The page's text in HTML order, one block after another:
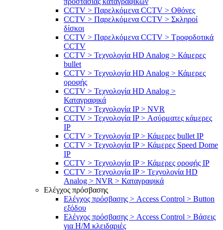
CCTV > Παρελκόμενα CCTV > Οθόνες
CCTV > Παρελκόμενα CCTV > Σκληροί
δίσκοι
CCTV > Παρελκόμενα CCTV > Τροφοδοτικά
CCTV
CCTV > Τεχνολογία HD Analog > Κάμερες
bullet
CCTV > Τεχνολογία HD Analog > Κάμερες
οροφής
CCTV > Τεχνολογία HD Analog >
Καταγραφικά
CCTV > Τεχνολογία IP > NVR
CCTV > Τεχνολογία IP > Ασύρματες κάμερες
IP
CCTV > Τεχνολογία IP > Κάμερες bullet IP
CCTV > Τεχνολογία IP > Κάμερες Speed Dome
IP
CCTV > Τεχνολογία IP > Κάμερες οροφής IP
CCTV > Τεχνολογία IP > Τεχνολογία HD
Analog > NVR > Καταγραφικά
Ελέγχος πρόσβασης
Ελέγχος πρόσβασης > Access Control > Button
εξόδου
Ελέγχος πρόσβασης > Access Control > Βάσεις
για Η/Μ κλειδαριές